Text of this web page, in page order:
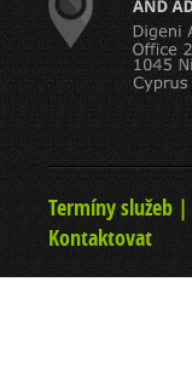
Termíny služeb |
Kontaktovat